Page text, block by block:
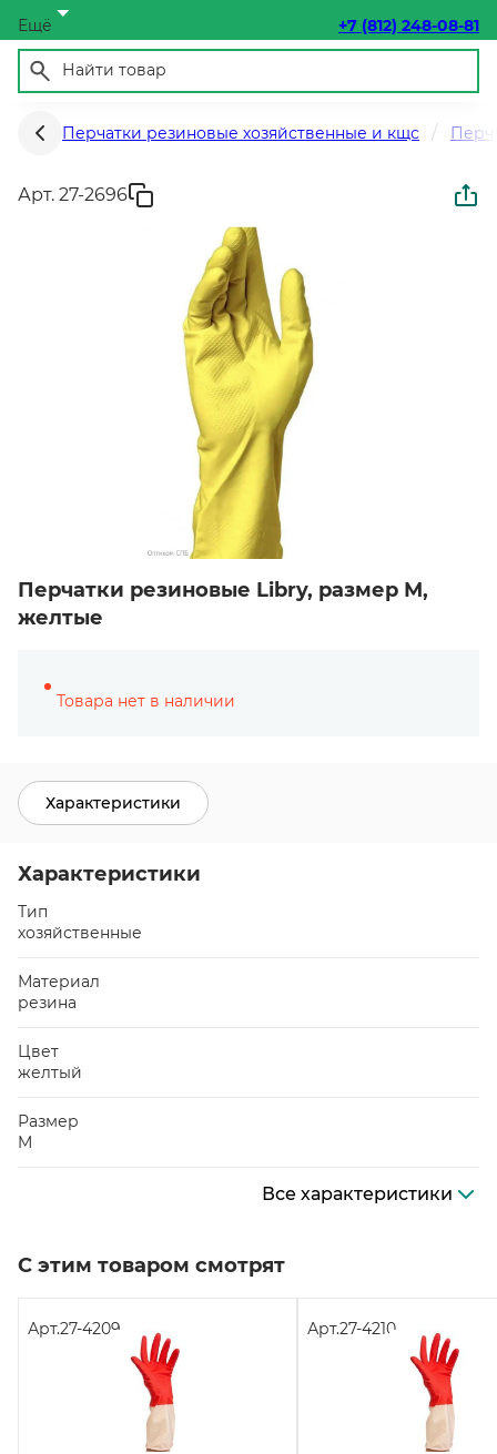
Ещё +7 (812) 248-08-81
Перчатки резиновые хозяйственные и кщс
Арт. 27-2696
Перчатки резиновые Libry, размер М,
желтые
Товара нет в наличии
Характеристики
Характеристики
Тип
хозяйственные
Материал
резина
Цвет
желтый
Размер
M
Все характеристики
С этим товаром смотрят
Арт.27-4209 Арт.27-4210